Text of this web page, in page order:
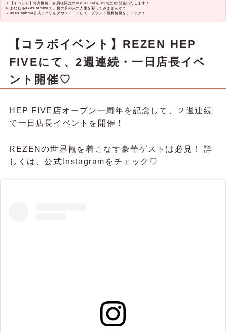
【イベント】毎月恒例！会員様限定のVIP ROOMを3/28(土)に開催いたします！
あなたもaxes femmeで、目の前の人の人生を彩ってみませんか？
axes femme公式アプリをダウンロードして、ブランド最新情報をチェック！
【コラボイベント】REZEN HEP
FIVEにて、2週連続・一日店長イベ
ント開催♡
HEP FIVE店オープン一周年を記念して、２週連続
で一日店長イベントを開催！
REZENの世界観を着こなす豪華ゲストは必見！ 詳
しくは、公式Instagramをチェック♡